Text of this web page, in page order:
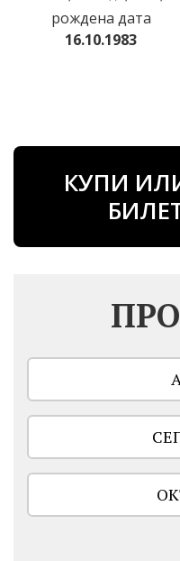
рождена дата
16.10.1983
КУПИ